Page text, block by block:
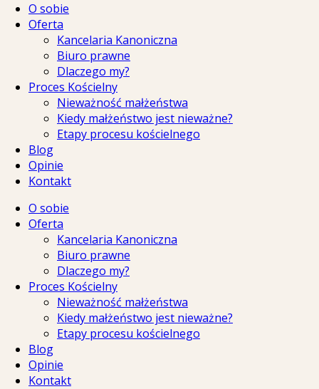
O sobie
Oferta
Kancelaria Kanoniczna
Biuro prawne
Dlaczego my?
Proces Kościelny
Nieważność małżeństwa
Kiedy małżeństwo jest nieważne?
Etapy procesu kościelnego
Blog
Opinie
Kontakt
O sobie
Oferta
Kancelaria Kanoniczna
Biuro prawne
Dlaczego my?
Proces Kościelny
Nieważność małżeństwa
Kiedy małżeństwo jest nieważne?
Etapy procesu kościelnego
Blog
Opinie
Kontakt